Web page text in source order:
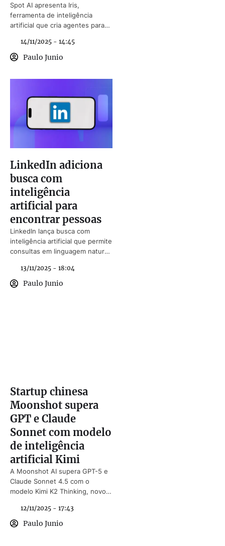
Spot AI apresenta Iris,
ferramenta de inteligência
artificial que cria agentes para
minutos.
14/11/2025 - 14:45
Paulo Junio
LinkedIn adiciona
busca com
inteligência
artificial para
encontrar pessoas
LinkedIn lança busca com
inteligência artificial que permite
consultas em linguagem natural
13/11/2025 - 18:04
Paulo Junio
Startup chinesa
Moonshot supera
GPT e Claude
Sonnet com modelo
de inteligência
artificial Kimi
A Moonshot AI supera GPT-5 e
Claude Sonnet 4.5 com o
modelo Kimi K2 Thinking, novo
chinesa.
12/11/2025 - 17:43
Paulo Junio